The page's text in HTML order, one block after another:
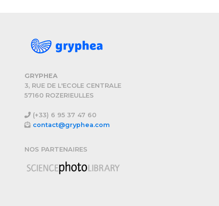
GRYPHEA
3, RUE DE L'ECOLE CENTRALE
57160 ROZERIEULLES
(+33) 6 95 37 47 60
contact@gryphea.com
NOS PARTENAIRES